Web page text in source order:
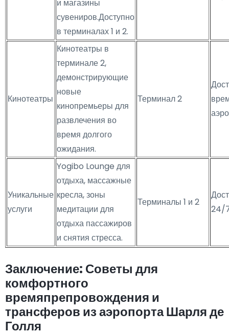
и магазины
сувениров.Доступно
в терминалах 1 и 2.
Кинотеатры
Кинотеатры в
терминале 2,
демонстрирующие
новые
кинопремьеры для
развлечения во
время долгого
ожидания.
Терминал 2
Уникальные
услуги
Yogibo Lounge для
отдыха, массажные
кресла, зоны
медитации для
отдыха пассажиров
и снятия стресса.
Терминалы 1 и 2
24/
Заключение: Советы для
комфортного
времяпрепровождения и
трансферов из аэропорта Шарля де
Голля